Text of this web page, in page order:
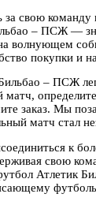
за свою
– ПСЖ —
волнующем
покупки и
– ПСЖ
заказ. Мы
матч стал
к
свою
Атлетик